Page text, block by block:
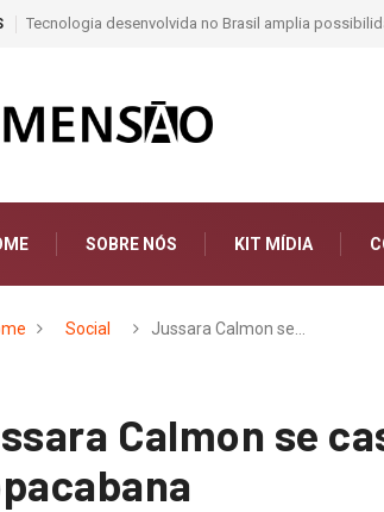
promoção da saúde preventivaModa e Arte
SOBRE NÓS KIT MÍDIA
Social Jussara Calmon se…
Calmon se